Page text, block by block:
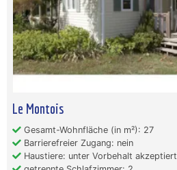
Le Montois
Gesamt-Wohnfläche (in m²): 27
Barrierefreier Zugang: nein
Haustiere: unter Vorbehalt akzeptiert